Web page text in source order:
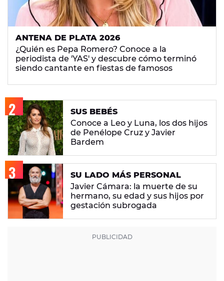
ANTENA DE PLATA 2026
¿Quién es Pepa Romero? Conoce a la
periodista de 'YAS' y descubre cómo terminó
siendo cantante en fiestas de famosos
SUS BEBÉS
Conoce a Leo y Luna, los dos hijos
de Penélope Cruz y Javier
Bardem
SU LADO MÁS PERSONAL
Javier Cámara: la muerte de su
hermano, su edad y sus hijos por
gestación subrogada